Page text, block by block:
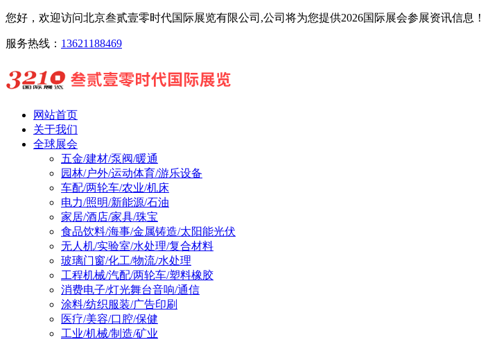
您好，欢迎访问北京叁贰壹零时代国际展览有限公司,公司将为您提供2026国际展会参展资讯信息！
服务热线： 13621188469
网站首页
关于我们
全球展会
五金/建材/泵阀/暖通
园林/户外/运动体育/游乐设备
车配/两轮车/农业/机床
电力/照明/新能源/石油
家居/酒店/家具/珠宝
食品饮料/海事/金属铸造/太阳能光伏
无人机/实验室/水处理/复合材料
玻璃门窗/化工/物流/水处理
工程机械/汽配/两轮车/塑料橡胶
消费电子/灯光舞台音响/通信
涂料/纺织服装/广告印刷
医疗/美容/口腔/保健
工业/机械/制造/矿业